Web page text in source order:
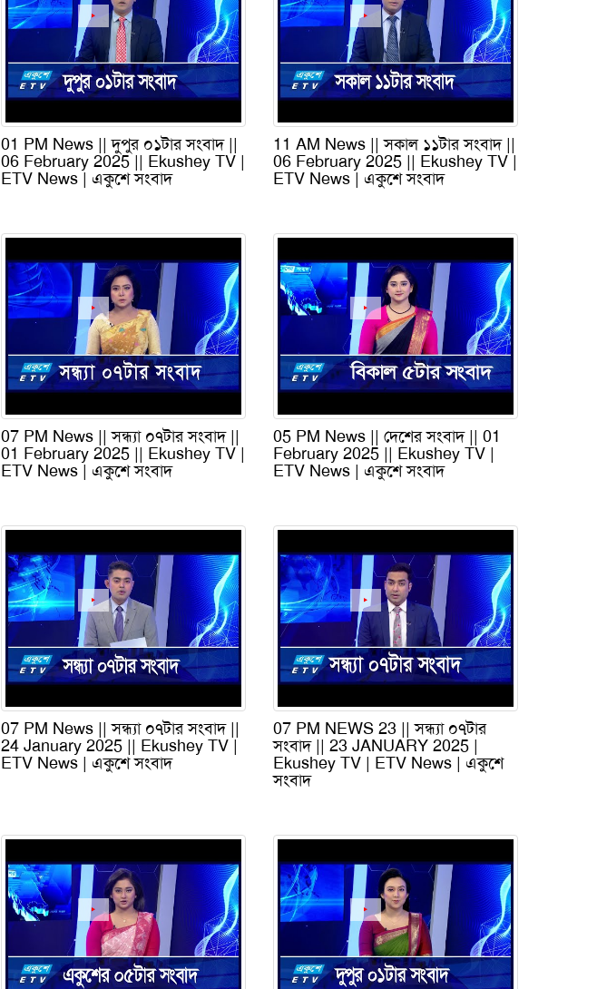
01 PM News || দুপুর ০১টার সংবাদ ||
06 February 2025 || Ekushey TV |
ETV News | একুশে সংবাদ
11 AM News || সকাল ১১টার সংবাদ ||
06 February 2025 || Ekushey TV |
ETV News | একুশে সংবাদ
07 PM News || সন্ধ্যা ০৭টার সংবাদ ||
01 February 2025 || Ekushey TV |
ETV News | একুশে সংবাদ
05 PM News || দেশের সংবাদ || 01
February 2025 || Ekushey TV |
ETV News | একুশে সংবাদ
07 PM News || সন্ধ্যা ০৭টার সংবাদ ||
24 January 2025 || Ekushey TV |
ETV News | একুশে সংবাদ
07 PM NEWS 23 || সন্ধ্যা ০৭টার
সংবাদ || 23 JANUARY 2025 |
Ekushey TV | ETV News | একুশে
সংবাদ